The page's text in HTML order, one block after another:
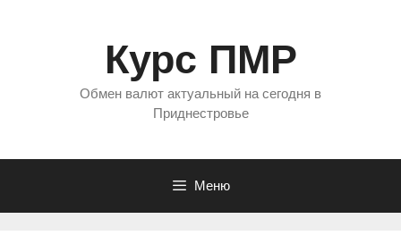
Курс ПМР
Обмен валют актуальный на сегодня в
Приднестровье
Меню